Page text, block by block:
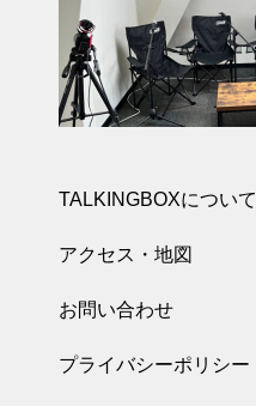
TALKINGBOXについて
アクセス・地図
お問い合わせ
プライバシーポリシー